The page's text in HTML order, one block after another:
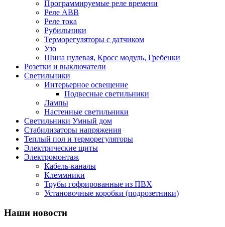
Программируемые реле времени
Реле ABB
Реле тока
Рубильники
Терморегуляторы с датчиком
Узо
Шина нулевая, Кросс модуль, Гребенки
Розетки и выключатели
Светильники
Интерьерное освещение
Подвесные светильники
Лампы
Настенные светильники
Светильники Умный дом
Стабилизаторы напряжения
Теплый пол и терморегуляторы
Электрические щиты
Электромонтаж
Кабель-каналы
Клеммники
Трубы гофрированные из ПВХ
Установочные коробки (подрозетники)
Наши новости